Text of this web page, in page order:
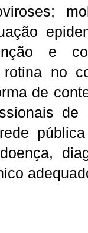
e
no
de